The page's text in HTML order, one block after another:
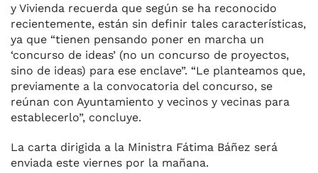
y Vivienda recuerda que según se ha reconocido
recientemente, están sin definir tales características,
ya que “tienen pensando poner en marcha un
‘concurso de ideas’ (no un concurso de proyectos,
sino de ideas) para ese enclave”. “Le planteamos que,
previamente a la convocatoria del concurso, se
reúnan con Ayuntamiento y vecinos y vecinas para
establecerlo”, concluye.
La carta dirigida a la Ministra Fátima Báñez será
enviada este viernes por la mañana.